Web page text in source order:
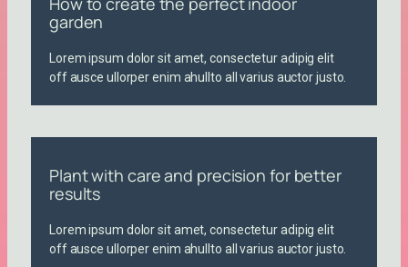
garden
Lorem ipsum dolor sit amet, consectetur adipig elit
off ausce ullorper enim ahullto all varius auctor justo.
Plant with care and precision for better
results
Lorem ipsum dolor sit amet, consectetur adipig elit
off ausce ullorper enim ahullto all varius auctor justo.